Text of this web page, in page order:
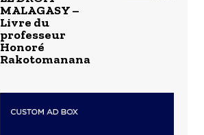
MALAGASY –
Livre du
professeur
Honoré
Rakotomanana